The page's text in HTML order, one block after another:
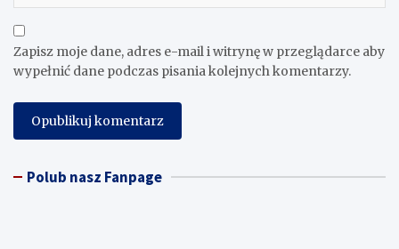
Zapisz moje dane, adres e-mail i witrynę w przeglądarce aby
wypełnić dane podczas pisania kolejnych komentarzy.
Polub nasz Fanpage